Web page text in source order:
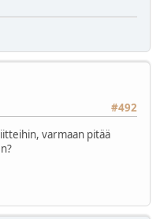
#492
varmaan pitää